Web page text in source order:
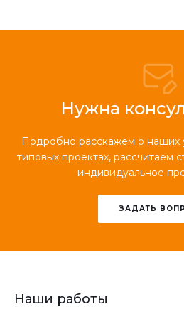
Нужна
Подробно расскажем о наших
типовых проектах, рассчитаем
индивидуальное
ЗАДАТЬ
Наши работы